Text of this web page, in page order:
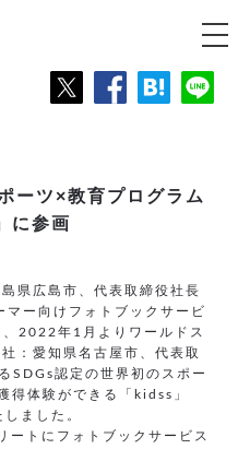
ーツ×教育プログラム
に参画
県広島市、代表取締役社長
ー向けフォトブックサービ
2022年1月よりワールドス
：愛知県名古屋市、代表取
SDGs認定の世界初のスポー
得体験ができる「kidss」
ました。
ートにフォトブックサービス